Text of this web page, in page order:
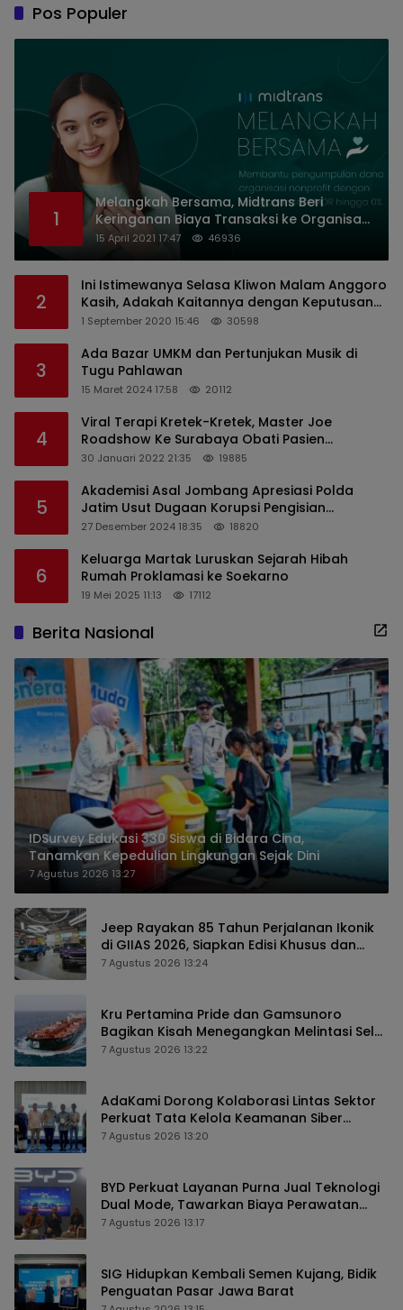
Pos Populer
1
Melangkah Bersama, Midtrans Beri
Keringanan Biaya Transaksi ke Organisasi
Nirlaba Indonesia
15 April 2021 17:47 46936
2
Ini Istimewanya Selasa Kliwon Malam Anggoro
Kasih, Adakah Kaitannya dengan Keputusan
PDIP?
1 September 2020 15:46 30598
3
Ada Bazar UMKM dan Pertunjukan Musik di
Tugu Pahlawan
15 Maret 2024 17:58 20112
4
Viral Terapi Kretek-Kretek, Master Joe
Roadshow Ke Surabaya Obati Pasien
Sekaligus Edukasi Masyarakat
30 Januari 2022 21:35 19885
5
Akademisi Asal Jombang Apresiasi Polda
Jatim Usut Dugaan Korupsi Pengisian
Perangkat Desa di Kediri
27 Desember 2024 18:35 18820
6
Keluarga Martak Luruskan Sejarah Hibah
Rumah Proklamasi ke Soekarno
19 Mei 2025 11:13 17112
Berita Nasional
IDSurvey Edukasi 330 Siswa di Bidara Cina,
Tanamkan Kepedulian Lingkungan Sejak Dini
7 Agustus 2026 13:27
Jeep Rayakan 85 Tahun Perjalanan Ikonik
di GIIAS 2026, Siapkan Edisi Khusus dan
Perkuat Pengalaman Pelanggan
7 Agustus 2026 13:24
Kru Pertamina Pride dan Gamsunoro
Bagikan Kisah Menegangkan Melintasi Selat
Hormuz di Tengah Konflik
7 Agustus 2026 13:22
AdaKami Dorong Kolaborasi Lintas Sektor
Perkuat Tata Kelola Keamanan Siber
Berbasis AI
7 Agustus 2026 13:20
BYD Perkuat Layanan Purna Jual Teknologi
Dual Mode, Tawarkan Biaya Perawatan
Lebih Efisien
7 Agustus 2026 13:17
SIG Hidupkan Kembali Semen Kujang, Bidik
Penguatan Pasar Jawa Barat